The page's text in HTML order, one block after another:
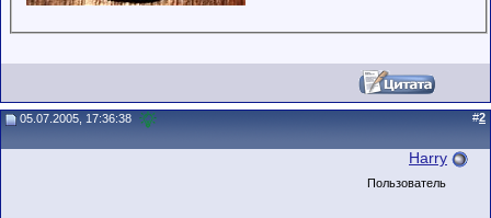
05.07.2005, 17:36:38 #2
Harry
Пользователь